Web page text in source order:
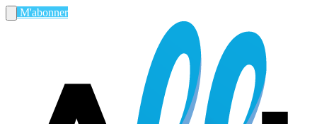
M'abonner